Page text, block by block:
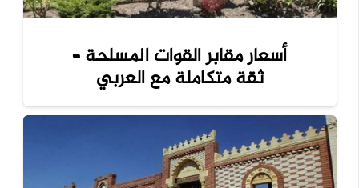
أسعار مقابر القوات المسلحة –
ثقة متكاملة مع العربي